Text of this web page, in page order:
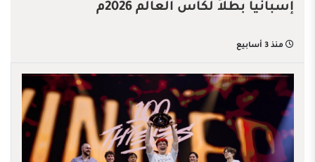
إسبانيا بطلاً لكأس العالم 2026م
منذ 3 أسابيع